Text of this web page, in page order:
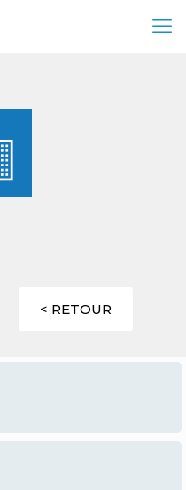
< RETOUR